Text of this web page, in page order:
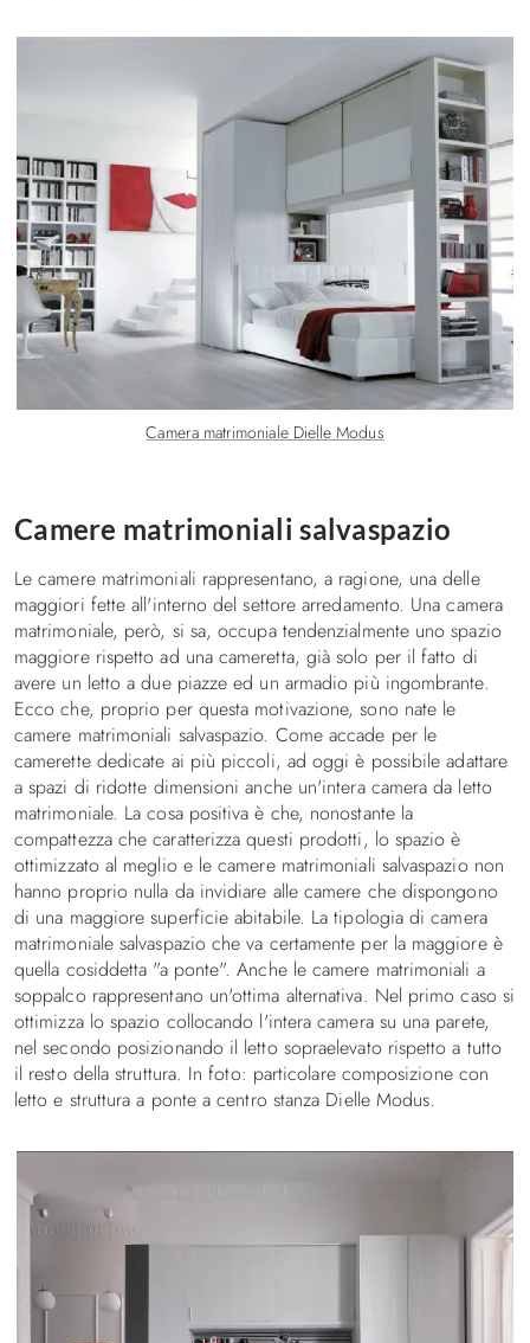
Camera matrimoniale Dielle Modus
Camere matrimoniali salvaspazio
Le camere matrimoniali rappresentano, a ragione, una delle
maggiori fette all'interno del settore arredamento. Una camera
matrimoniale, però, si sa, occupa tendenzialmente uno spazio
maggiore rispetto ad una cameretta, già solo per il fatto di
avere un letto a due piazze ed un armadio più ingombrante.
Ecco che, proprio per questa motivazione, sono nate le
camere matrimoniali salvaspazio. Come accade per le
camerette dedicate ai più piccoli, ad oggi è possibile adattare
a spazi di ridotte dimensioni anche un'intera camera da letto
matrimoniale. La cosa positiva è che, nonostante la
compattezza che caratterizza questi prodotti, lo spazio è
ottimizzato al meglio e le camere matrimoniali salvaspazio non
hanno proprio nulla da invidiare alle camere che dispongono
di una maggiore superficie abitabile. La tipologia di camera
matrimoniale salvaspazio che va certamente per la maggiore è
quella cosiddetta "a ponte". Anche le camere matrimoniali a
soppalco rappresentano un'ottima alternativa. Nel primo caso si
ottimizza lo spazio collocando l'intera camera su una parete,
nel secondo posizionando il letto sopraelevato rispetto a tutto
il resto della struttura. In foto: particolare composizione con
letto e struttura a ponte a centro stanza Dielle Modus.